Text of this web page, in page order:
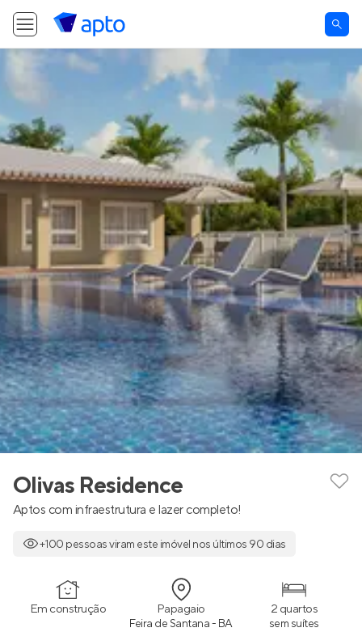
Olivas Residence
Aptos com infraestrutura e lazer completo!
+100 pessoas viram este imóvel nos últimos 90 dias
Em construção Papagaio
Feira de Santana - BA
2 quartos
sem suítes